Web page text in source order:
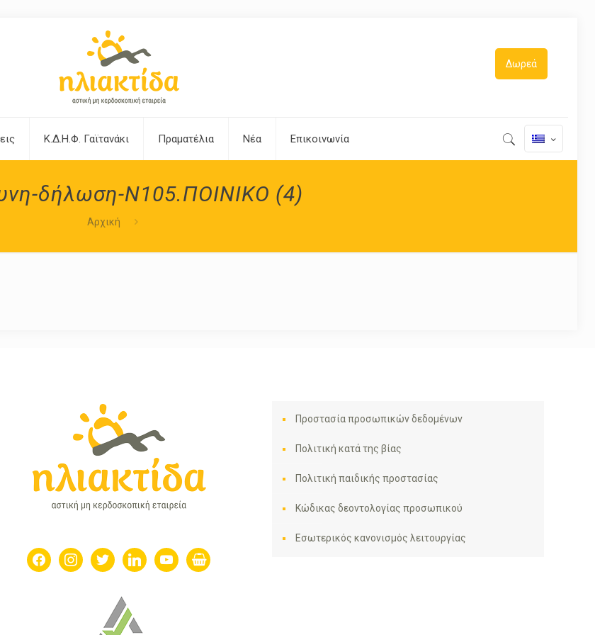
Κ.Δ.Η.Φ. Γαϊτανάκι Πραματέλια Νέα Επικοινωνία
Δωρεά
δήλωση-Ν105.ΠΟΙΝΙΚΟ (4)
Αρχική
facebookinstagram
twitter linkedinyoutubeshopping-
basket
Προστασία προσωπικών δεδομένων
Πολιτική κατά της βίας
Πολιτική παιδικής προστασίας
Κώδικας δεοντολογίας προσωπικού
Εσωτερικός κανονισμός λειτουργίας